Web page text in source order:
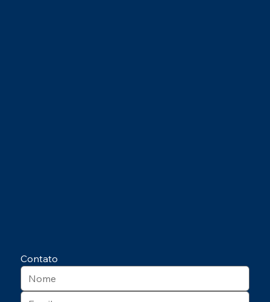
Contato